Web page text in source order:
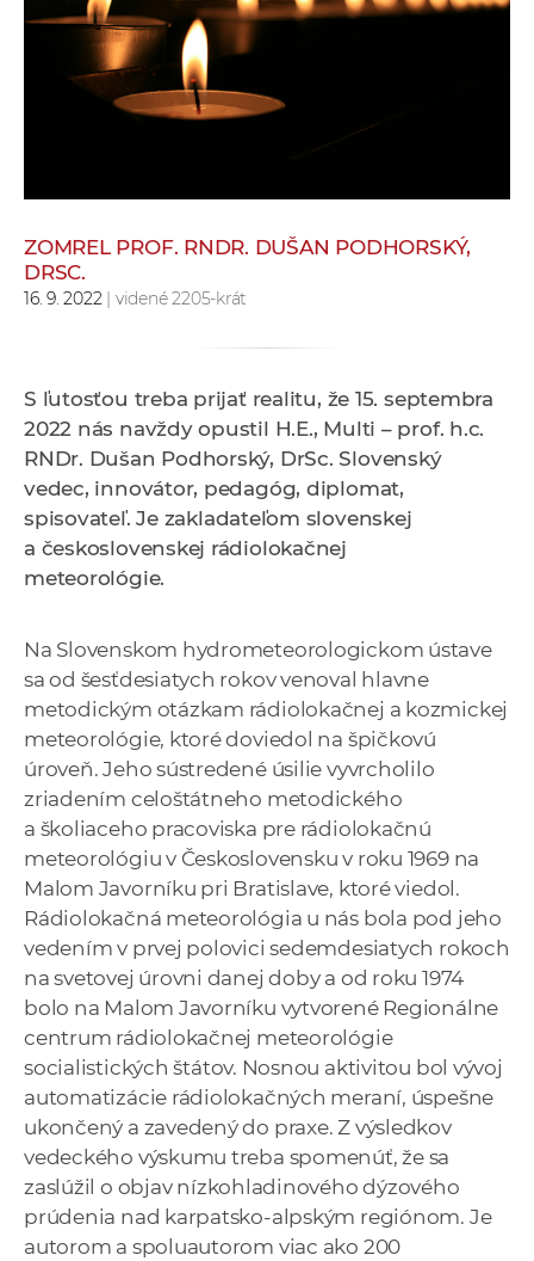
e
n
c
h
S
A
V
ZOMREL PROF. RNDR. DUŠAN PODHORSKÝ,
DRSC.
16. 9. 2022| videné 2205-krát
S ľutosťou treba prijať realitu, že 15. septembra
2022 nás navždy opustil H.E., Multi – prof. h.c.
RNDr. Dušan Podhorský, DrSc. Slovenský
vedec, innovátor, pedagóg, diplomat,
spisovateľ. Je zakladateľom slovenskej
a československej rádiolokačnej
meteorológie.
Na Slovenskom hydrometeorologickom ústave
sa od šesťdesiatych rokov venoval hlavne
metodickým otázkam rádiolokačnej a kozmickej
meteorológie, ktoré doviedol na špičkovú
úroveň. Jeho sústredené úsilie vyvrcholilo
zriadením celoštátneho metodického
a školiaceho pracoviska pre rádiolokačnú
meteorológiu v Československu v roku 1969 na
Malom Javorníku pri Bratislave, ktoré viedol.
Rádiolokačná meteorológia u nás bola pod jeho
vedením v prvej polovici sedemdesiatych rokoch
na svetovej úrovni danej doby a od roku 1974
bolo na Malom Javorníku vytvorené Regionálne
centrum rádiolokačnej meteorológie
socialistických štátov. Nosnou aktivitou bol vývoj
automatizácie rádiolokačných meraní, úspešne
ukončený a zavedený do praxe. Z výsledkov
vedeckého výskumu treba spomenúť, že sa
zaslúžil o objav nízkohladinového dýzového
prúdenia nad karpatsko-alpským regiónom. Je
autorom a spoluautorom viac ako 200